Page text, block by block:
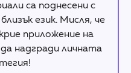
са поднесени с
език. Мисля, че
приложение на
надгради личната